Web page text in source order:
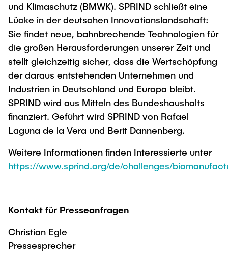
und Klimaschutz (BMWK). SPRIND schließt eine
Lücke in der deutschen Innovationslandschaft:
Sie findet neue, bahnbrechende Technologien für
die großen Herausforderungen unserer Zeit und
stellt gleichzeitig sicher, dass die Wertschöpfung
der daraus entstehenden Unternehmen und
Industrien in Deutschland und Europa bleibt.
SPRIND wird aus Mitteln des Bundeshaushalts
finanziert. Geführt wird SPRIND von Rafael
Laguna de la Vera und Berit Dannenberg.
Weitere Informationen finden Interessierte unter
https://www.sprind.org/de/challenges/
Kontakt für Presseanfragen
Christian Egle
Pressesprecher